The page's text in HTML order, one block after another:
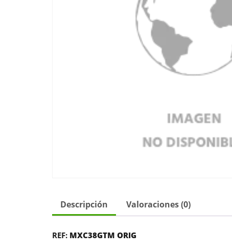
Descripción Valoraciones (0)
REF: MXC38GTM ORIG